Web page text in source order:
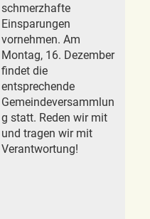
schmerzhafte
Einsparungen
vornehmen. Am
Montag, 16. Dezember
findet die
entsprechende
Gemeindeversammlun
g statt. Reden wir mit
und tragen wir mit
Verantwortung!